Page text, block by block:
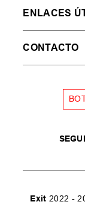
ENLACES
CONTACTO
Exit 2022 -